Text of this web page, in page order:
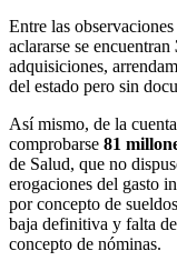
Entre las
aclararse se encuentran
adquisiciones,
del estado pero sin
Así mismo, de la
comprobarse 81
de Salud, que no
erogaciones del gasto
por concepto de
baja definitiva y falta
concepto de nóminas.